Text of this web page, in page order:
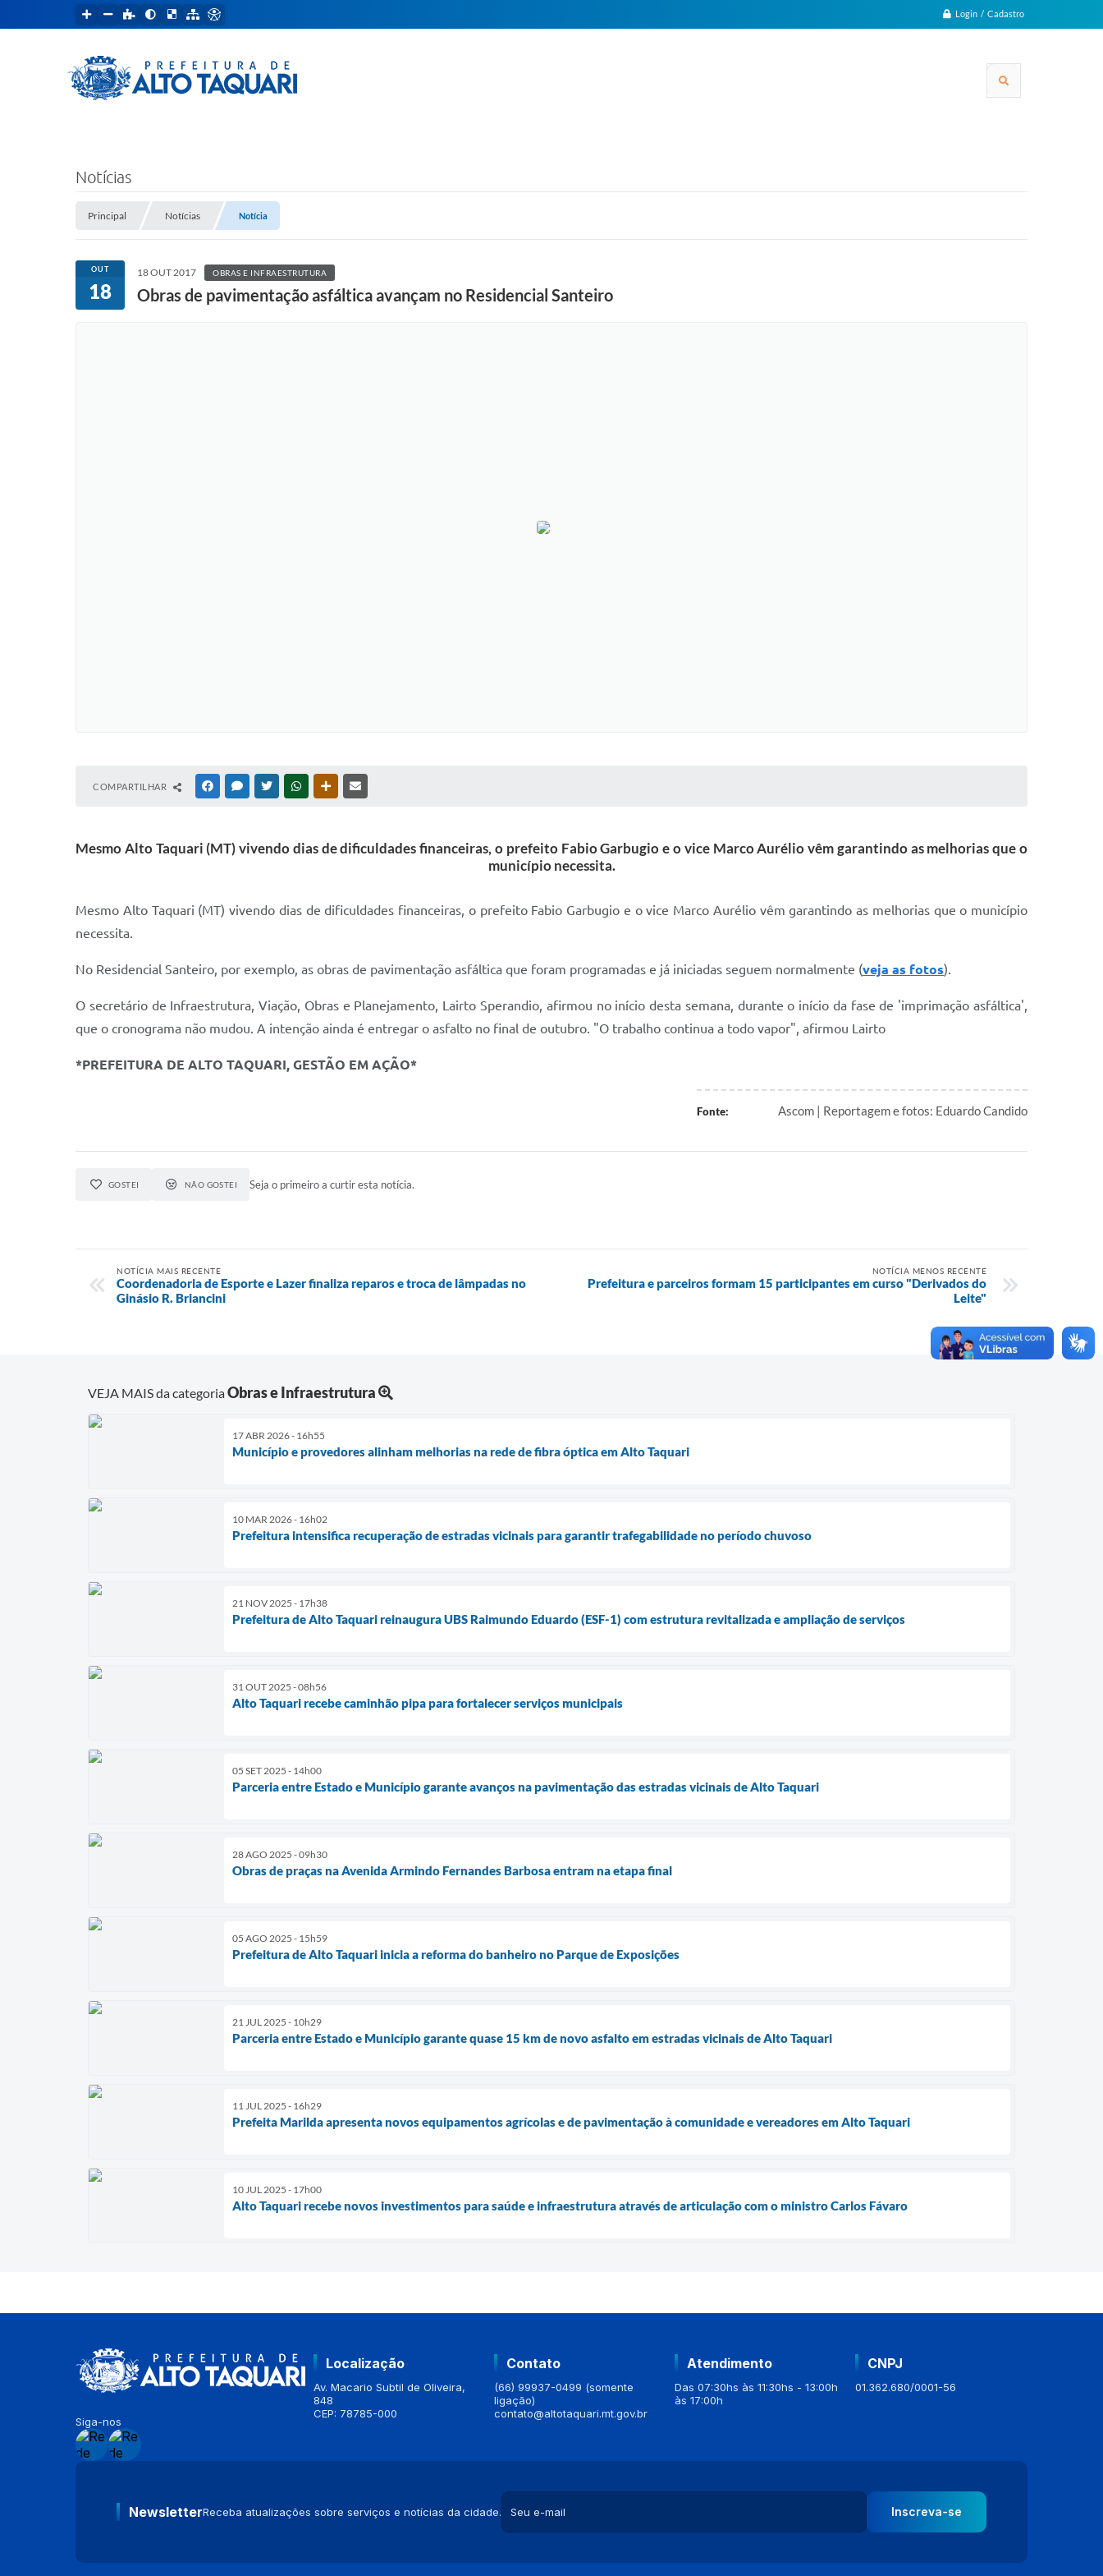
Login / Cadastro
Notícias
Principal Notícias Notícia
OUT
18
18 OUT 2017 OBRAS E INFRAESTRUTURA
Obras de pavimentação asfáltica avançam no Residencial Santeiro
COMPARTILHAR FACEBOOKMESSENGER
TWITTERWHATSAPPOUTRAS MÍDIAS
Mesmo Alto Taquari (MT) vivendo dias de dificuldades financeiras, o prefeito Fabio Garbugio e o vice Marco Aurélio vêm garantindo as melhorias que o
município necessita.
Mesmo Alto Taquari (MT) vivendo dias de dificuldades financeiras, o prefeito Fabio Garbugio e o vice Marco Aurélio vêm garantindo as melhorias que o município
necessita.
No Residencial Santeiro, por exemplo, as obras de pavimentação asfáltica que foram programadas e já iniciadas seguem normalmente (veja as fotos).
O secretário de Infraestrutura, Viação, Obras e Planejamento, Lairto Sperandio, afirmou no início desta semana, durante o início da fase de 'imprimação asfáltica',
que o cronograma não mudou. A intenção ainda é entregar o asfalto no final de outubro. "O trabalho continua a todo vapor", afirmou Lairto
*PREFEITURA DE ALTO TAQUARI, GESTÃO EM AÇÃO*
Fonte: Ascom | Reportagem e fotos: Eduardo Candido
GOSTEI NÃO GOSTEI Seja o primeiro a curtir esta notícia.
NOTÍCIA MAIS RECENTE
Coordenadoria de Esporte e Lazer finaliza reparos e troca de lâmpadas no
Ginásio R. Briancini
NOTÍCIA MENOS RECENTE
Prefeitura e parceiros formam 15 participantes em curso "Derivados do
Leite"
VEJA MAIS da categoriaObras e Infraestrutura
17 ABR 2026 - 16h55
Município e provedores alinham melhorias na rede de fibra óptica em Alto Taquari
10 MAR 2026 - 16h02
Prefeitura intensifica recuperação de estradas vicinais para garantir trafegabilidade no período chuvoso
21 NOV 2025 - 17h38
Prefeitura de Alto Taquari reinaugura UBS Raimundo Eduardo (ESF-1) com estrutura revitalizada e ampliação de serviços
31 OUT 2025 - 08h56
Alto Taquari recebe caminhão pipa para fortalecer serviços municipais
05 SET 2025 - 14h00
Parceria entre Estado e Município garante avanços na pavimentação das estradas vicinais de Alto Taquari
28 AGO 2025 - 09h30
Obras de praças na Avenida Armindo Fernandes Barbosa entram na etapa final
05 AGO 2025 - 15h59
Prefeitura de Alto Taquari inicia a reforma do banheiro no Parque de Exposições
21 JUL 2025 - 10h29
Parceria entre Estado e Município garante quase 15 km de novo asfalto em estradas vicinais de Alto Taquari
11 JUL 2025 - 16h29
Prefeita Marilda apresenta novos equipamentos agrícolas e de pavimentação à comunidade e vereadores em Alto Taquari
10 JUL 2025 - 17h00
Alto Taquari recebe novos investimentos para saúde e infraestrutura através de articulação com o ministro Carlos Fávaro
Siga-nos
Localização
Av. Macario Subtil de Oliveira,
848
CEP: 78785-000
Contato
(66) 99937-0499 (somente
ligação)
contato@altotaquari.mt.gov.br
Atendimento
Das 07:30hs às 11:30hs - 13:00h
às 17:00h
CNPJ
01.362.680/0001-56
NewsletterReceba atualizações sobre serviços e notícias da cidade. Inscreva-se